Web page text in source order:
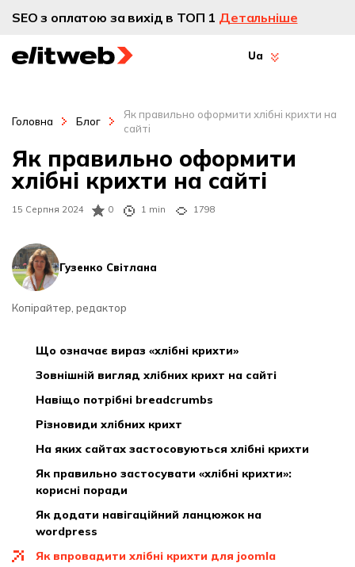
SEO з оплатою за вихід в ТОП 1 Детальніше
Ua
Головна Блог
Як правильно оформити хлібні крихти на
сайті
15 Серпня 2024 0 1 min 1798
Гузенко Світлана
Копірайтер, редактор
Як правильно оформити
хлібні крихти на сайті
що означає вираз «хлібні крихти»
зовнішній вигляд хлібних крихт на сайті
навіщо потрібні breadcrumbs
різновиди хлібних крихт
на яких сайтах застосовуються хлібні крихти
як правильно застосувати «хлібні крихти»:
корисні поради
як додати навігаційний ланцюжок на
wordpress
як впровадити хлібні крихти для joomla